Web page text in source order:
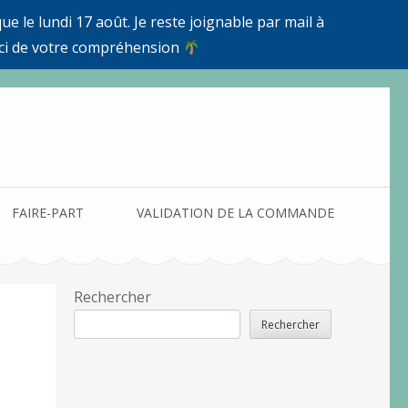
le lundi 17 août. Je reste joignable par mail à
de votre compréhension
FAIRE-PART VALIDATION DE LA COMMANDE
Rechercher
Rechercher